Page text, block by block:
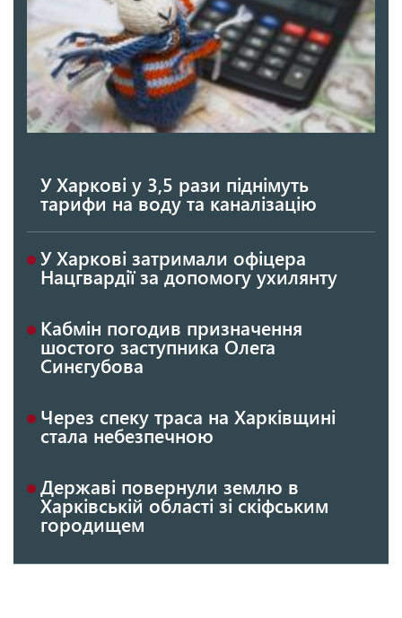
У Харкові у 3,5 рази піднімуть
тарифи на воду та каналізацію
У Харкові затримали офіцера
Нацгвардії за допомогу ухилянту
Кабмін погодив призначення
шостого заступника Олега
Синєгубова
Через спеку траса на Харківщині
стала небезпечною
Державі повернули землю в
Харківській області зі скіфським
городищем